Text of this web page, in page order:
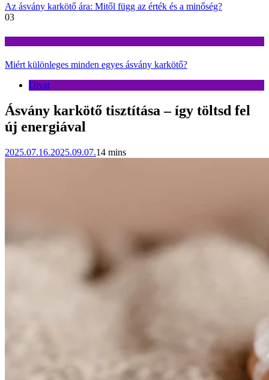
Az ásvány karkötő ára: Mitől függ az érték és a minőség?
03
Miért különleges minden egyes ásvány karkötő?
Divat
Ásvány karkötő tisztítása – így töltsd fel
új energiával
2025.07.16.2025.09.07.14 mins